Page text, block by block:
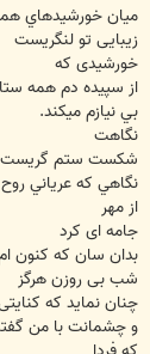
ت
ميان خورشيدهاي
زيبايی تو لنگريست
خورشيدی که
از سپيده دم همه
بي نيازم ميکند.
نگاهت
شکست ستم گریست
نگاهي که عرياني روح
از مهر
جامه ای کرد
بدان سان که کنون
شب بی روزن هرگز
چنان نمايد که
و چشمانت با من